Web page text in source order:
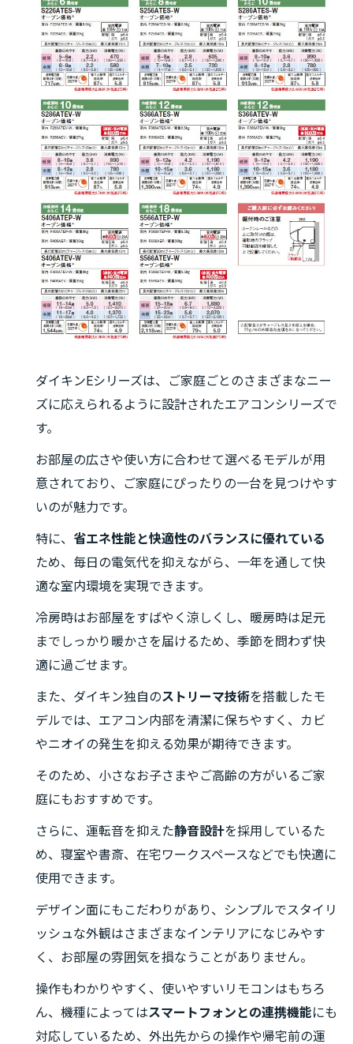
ダイキンEシリーズは、ご家庭ごとのさまざまなニー
ズに応えられるように設計されたエアコンシリーズで
す。
お部屋の広さや使い方に合わせて選べるモデルが用
意されており、ご家庭にぴったりの一台を見つけやす
いのが魅力です。
特に、 省エネ性能と快適性のバランスに優れている
ため、毎日の電気代を抑えながら、一年を通して快
適な室内環境を実現できます。
冷房時はお部屋をすばやく涼しくし、暖房時は足元
までしっかり暖かさを届けるため、季節を問わず快
適に過ごせます。
また、ダイキン独自のストリーマ技術を搭載したモ
デルでは、エアコン内部を清潔に保ちやすく、カビ
やニオイの発生を抑える効果が期待できます。
そのため、小さなお子さまやご高齢の方がいるご家
庭にもおすすめです。
さらに、運転音を抑えた静音設計を採用しているた
め、寝室や書斎、在宅ワークスペースなどでも快適に
使用できます。
デザイン面にもこだわりがあり、シンプルでスタイリ
ッシュな外観はさまざまなインテリアになじみやす
く、お部屋の雰囲気を損なうことがありません。
操作もわかりやすく、使いやすいリモコンはもちろ
ん、機種によってはスマートフォンとの連携機能にも
対応しているため、外出先からの操作や帰宅前の運